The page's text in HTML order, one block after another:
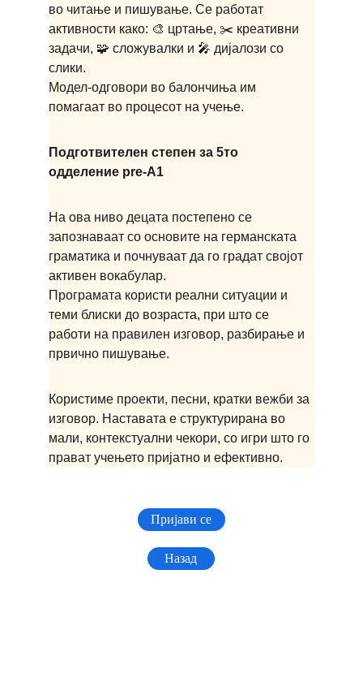
во читање и пишување. Се работат
активности како: 🎨 цртање, ✂️ креативни
задачи, 🧩 сложувалки и 🎤 дијалози со
слики.
Модел-одговори во балончиња им
помагаат во процесот на учење.
Подготвителен степен за 5то
одделение pre-A1
На ова ниво децата постепено се
запознаваат со основите на германската
граматика и почнуваат да го градат својот
активен вокабулар.
Програмата користи реални ситуации и
теми блиски до возраста, при што се
работи на правилен изговор, разбирање и
првично пишување.
Користиме проекти, песни, кратки вежби за
изговор. Наставата е структурирана во
мали, контекстуални чекори, со игри што го
прават учењето пријатно и ефективно.
Пријави се
Назад